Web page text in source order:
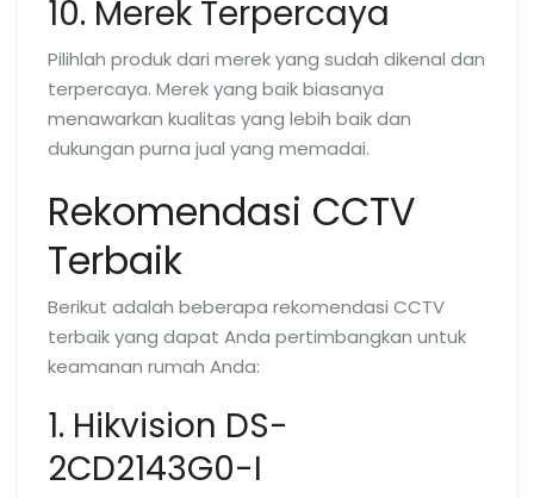
10. Merek Terpercaya
Pilihlah produk dari merek yang sudah dikenal dan
terpercaya. Merek yang baik biasanya
menawarkan kualitas yang lebih baik dan
dukungan purna jual yang memadai.
Rekomendasi CCTV
Terbaik
Berikut adalah beberapa rekomendasi CCTV
terbaik yang dapat Anda pertimbangkan untuk
keamanan rumah Anda:
1. Hikvision DS-
2CD2143G0-I